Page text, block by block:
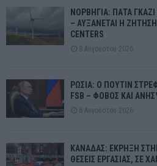
ΝΟΡΒΗΓΙΑ: ΠΑΤΑ
– ΑΥΞΑΝΕΤΑΙ Η ΖΗΤΗΣΗ
CENTERS
8 Αυγούστου 2026
ΡΩΣΙΑ: Ο ΠΟΥΤΙΝ
FSB – ΦΟΒΟΣ ΚΑΙ
8 Αυγούστου 2026
ΚΑΝΑΔΑΣ: ΕΚΡΗΞΗ
ΘΕΣΕΙΣ ΕΡΓΑΣΙΑΣ, ΣΕ